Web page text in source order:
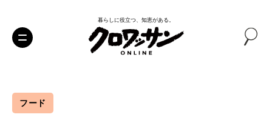
暮らしに役立つ、知恵がある。
フード